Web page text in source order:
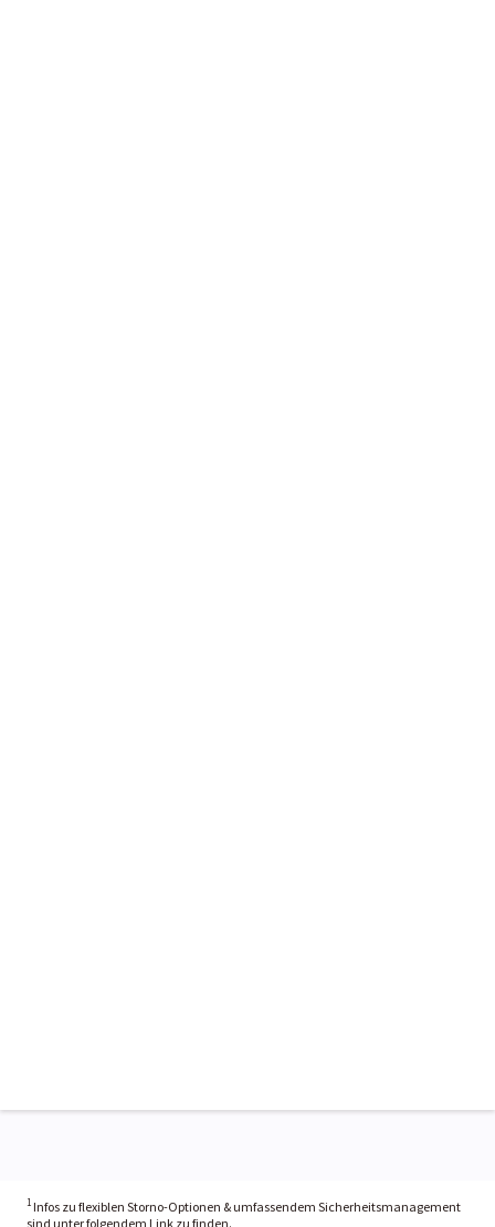
1 Infos zu flexiblen Storno-Optionen & umfassendem Sicherheitsmanagement
sind unter folgendem Link zu finden.